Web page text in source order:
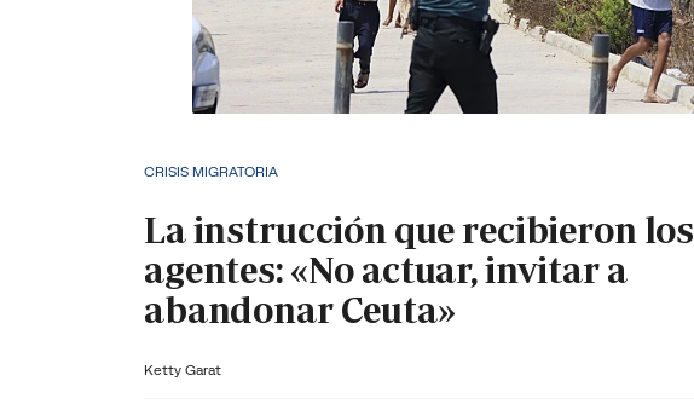
CRISIS MIGRATORIA
La instrucción que recibieron los
agentes: «No actuar, invitar a
abandonar Ceuta»
Ketty Garat